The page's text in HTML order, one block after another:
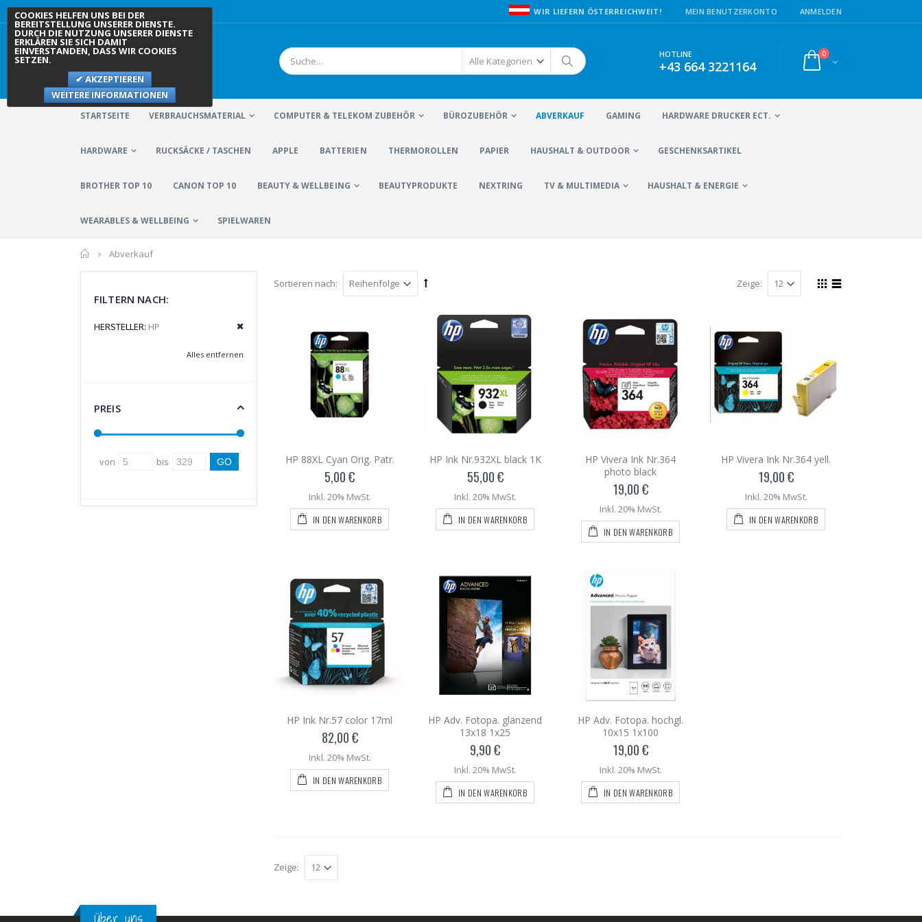
MEIN BENUTZERKONTO ANMELDEN
WIR LIEFERN ÖSTERREICHWEIT!
HOTLINE
+43 664 3221164
0
STARTSEITE VERBRAUCHSMATERIAL COMPUTER & TELEKOM ZUBEHÖR BÜROZUBEHÖR ABVERKAUF GAMING HARDWARE DRUCKER ECT.
HARDWARE RUCKSÄCKE / TASCHEN APPLE BATTERIEN THERMOROLLEN PAPIER HAUSHALT & OUTDOOR GESCHENKSARTIKEL
BROTHER TOP 10 CANON TOP 10 BEAUTY & WELLBEING BEAUTYPRODUKTE NEXTRING TV & MULTIMEDIA HAUSHALT & ENERGIE
WEARABLES & WELLBEING SPIELWAREN
Home
Abverkauf
Sortieren nach: Zeige:
HP 88XL Cyan Orig. Patr.
5,00 €
Inkl. 20% MwSt.
IN DEN WARENKORB
HP Ink Nr.932XL black 1K
55,00 €
Inkl. 20% MwSt.
IN DEN WARENKORB
HP Vivera Ink Nr.364
photo black
19,00 €
Inkl. 20% MwSt.
IN DEN WARENKORB
HP Vivera Ink Nr.364 yell.
19,00 €
Inkl. 20% MwSt.
IN DEN WARENKORB
HP Ink Nr.57 color 17ml
82,00 €
Inkl. 20% MwSt.
IN DEN WARENKORB
HP Adv. Fotopa. glänzend
13x18 1x25
9,90 €
Inkl. 20% MwSt.
IN DEN WARENKORB
HP Adv. Fotopa. hochgl.
10x15 1x100
19,00 €
Inkl. 20% MwSt.
IN DEN WARENKORB
Zeige:
FILTERN NACH:
HERSTELLER: HP
Alles entfernen
PREIS
von bis
COOKIES HELFEN UNS BEI DER
BEREITSTELLUNG UNSERER DIENSTE.
DURCH DIE NUTZUNG UNSERER DIENSTE
ERKLÄREN SIE SICH DAMIT
EINVERSTANDEN, DASS WIR COOKIES
SETZEN.
AKZEPTIEREN
WEITERE INFORMATIONEN